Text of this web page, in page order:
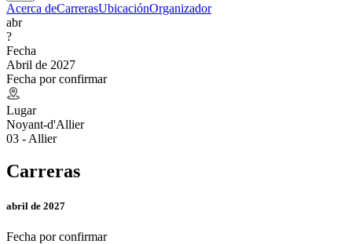
Acerca deCarrerasUbicaciónOrganizador
abr
?
Fecha
Abril de 2027
Fecha por confirmar
Lugar
Noyant-d'Allier
03 - Allier
Carreras
abril de 2027
Fecha por confirmar